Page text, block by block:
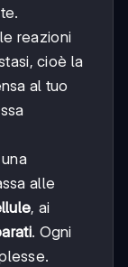
reazioni
cioè la
al tuo
alle
, ai
. Ogni